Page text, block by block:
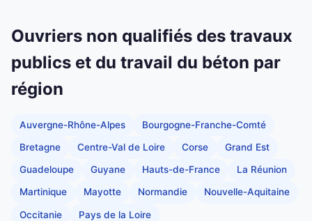
Ouvriers non qualifiés des travaux
publics et du travail du béton par
région
Auvergne-Rhône-Alpes Bourgogne-Franche-Comté
Bretagne Centre-Val de Loire Corse Grand Est
Guadeloupe Guyane Hauts-de-France La Réunion
Martinique Mayotte Normandie Nouvelle-Aquitaine
Occitanie Pays de la Loire